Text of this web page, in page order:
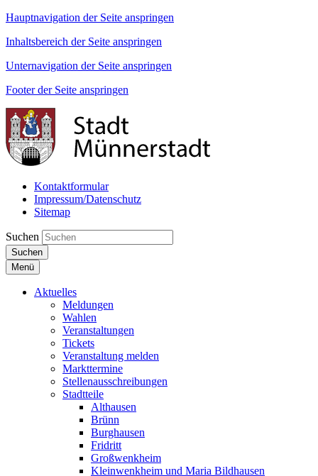
Hauptnavigation der Seite anspringen
Inhaltsbereich der Seite anspringen
Unternavigation der Seite anspringen
Footer der Seite anspringen
Kontaktformular
Impressum/Datenschutz
Sitemap
Suchen
Suchen
Menü
Aktuelles
Meldungen
Wahlen
Veranstaltungen
Tickets
Veranstaltung melden
Markttermine
Stellenausschreibungen
Stadtteile
Althausen
Brünn
Burghausen
Fridritt
Großwenkheim
Kleinwenkheim und Maria Bildhausen